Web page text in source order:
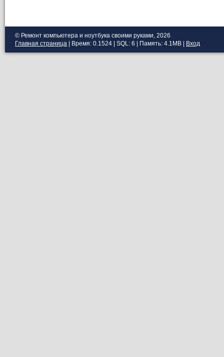
© Ремонт компьютера и ноутбука своими руками, 2026
Главная страница | Время: 0.1524 | SQL: 6 | Память: 4.1MB Вход